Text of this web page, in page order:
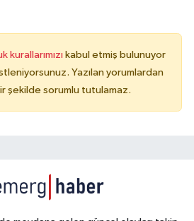
kurallarımızı kabul etmiş bulunuyor
Yazılan yorumlardan
şekilde sorumlu tutulamaz.